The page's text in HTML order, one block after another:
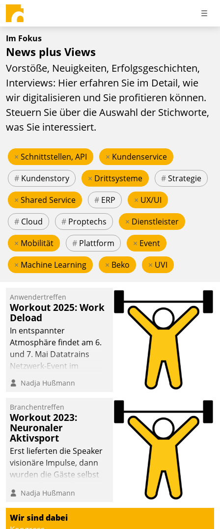
Im Fokus
News plus Views
Vorstöße, Neuigkeiten, Erfolgsgeschichten,
Interviews: Hier erfahren Sie im Detail, wie
wir digitalisieren und Sie profitieren können.
Steuern Sie über die Auswahl der Stichworte,
was Sie interessiert.
× Schnittstellen, API × Kundenservice
# Kundenstory × Drittsysteme #Strategie
× Shared Service # ERP × UX/UI
# Cloud # Proptechs × Dienstleister
× Mobilität # Plattform × Event
× Machine Learning × Beko × UVI
Anwendertreffen
Workout 2025: Work
Deload
In entspannter
Atmosphäre findet am 6.
und 7. Mai Datatrains
Netzwerk-Event im
Kunden- und Partnerkreis
statt. Zentrale Frage: Wie
Mammutprojekte
meistern und Workloads
wuppen – bei zunehmend
anspruchsvollen
Aufgaben und
abnehmendem
Nadja Hußmann
Branchentreffen
Workout 2023:
Neuronaler
Aktivsport
Erst lieferten die Speaker
visionäre Impulse, dann
wurden die Gäste selbst
methodisch
Vernetzungsideen fürs
Quartier. Dazwischen
Nadja Hußmann
Wir sind dabei